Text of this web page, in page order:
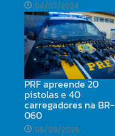
04/07/2024
PRF apreende 20
pistolas e 40
carregadores na BR-
060
06/08/2026